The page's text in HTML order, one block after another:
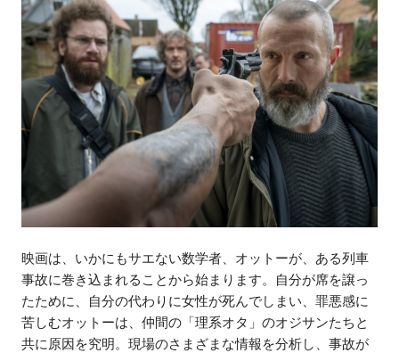
映画は、いかにもサエない数学者、オットーが、ある列車
事故に巻き込まれることから始まります。自分が席を譲っ
たために、自分の代わりに女性が死んでしまい、罪悪感に
苦しむオットーは、仲間の「理系オタ」のオジサンたちと
共に原因を究明。現場のさまざまな情報を分析し、事故が